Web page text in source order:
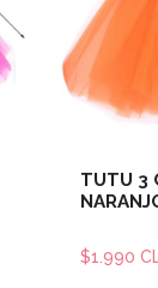
TUTU 3
$1.990